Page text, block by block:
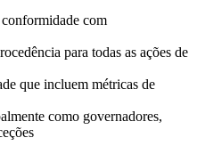
com
para todas as ações de
que incluem métricas de
como governadores,